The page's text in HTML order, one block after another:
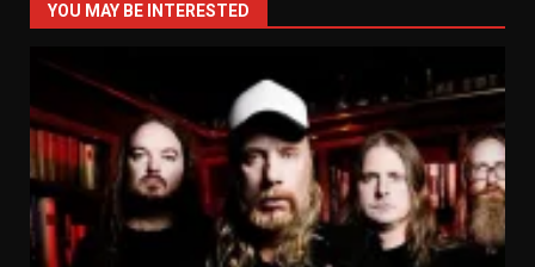
YOU MAY BE INTERESTED